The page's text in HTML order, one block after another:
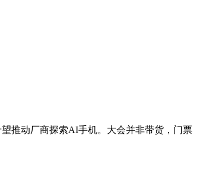
推动厂商探索AI手机。大会并非带货，门票